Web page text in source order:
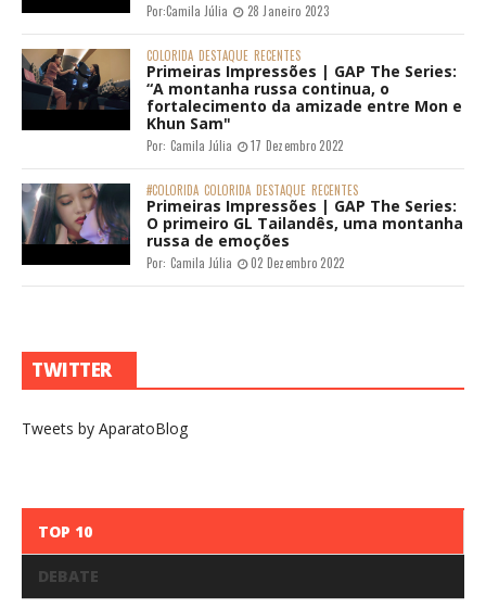
Por:Camila Júlia 28 Janeiro 2023
COLORIDA DESTAQUE RECENTES
Primeiras Impressões | GAP The Series:
“A montanha russa continua, o
fortalecimento da amizade entre Mon e
Khun Sam"
Por: Camila Júlia 17 Dezembro 2022
#COLORIDA COLORIDA DESTAQUE RECENTES
Primeiras Impressões | GAP The Series:
O primeiro GL Tailandês, uma montanha
russa de emoções
Por: Camila Júlia 02 Dezembro 2022
TWITTER
Tweets by AparatoBlog
TOP 10
DEBATE